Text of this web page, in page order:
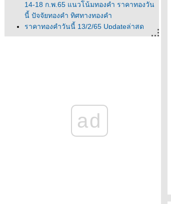
14-18 ก.พ.65 แนวโน้มทองคำ ราคาทองวัน
นี้ ปัจจัยทองคำ ทิศทางทองคำ
ราคาทองคำวันนี้ 13/2/65 Updateล่าสุด
ราคาทองวันนี้ 13ก.พ.65 ราคาทองคำแท่ง
11ก.พ.65 แนวโน้มทองคำ ราคาทองคำวันนี้
11/2/65 ปัจจัยทองคำ ราคาท
วิเคราะห์ทองคำ 10/2/65 ราคาทองวันนี้
10ก.พ.65 แนวโน้มทองคำ ราคาทองคำวันนี้
ad